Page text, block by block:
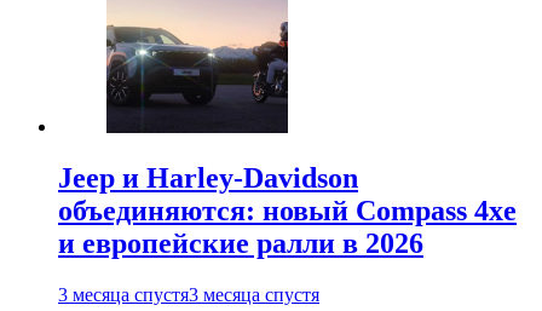
Jeep и Harley-Davidson
объединяются: новый Compass 4xe
и европейские ралли в 2026
3 месяца спустя3 месяца спустя